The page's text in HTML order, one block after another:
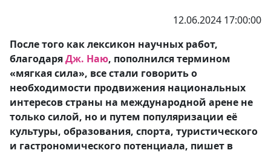
12.06.2024 17:00:00
После того как лексикон научных работ,
благодаряДж. Наю, пополнился термином
«мягкая сила», все стали говорить о
необходимости продвижения национальных
интересов страны на международной арене не
только силой, но и путем популяризации её
культуры, образования, спорта, туристического
и гастрономического потенциала, пишет в